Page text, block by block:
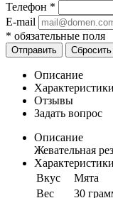
Телефон *
E-mail
* обязательные поля
Отправить Сбросить
Описание
Характеристики
Отзывы
Задать вопрос
Описание
Жевательная
Характеристики
Вкус
Мята
Вес
30